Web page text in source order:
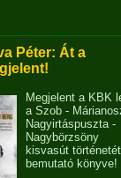
Péter: Át a
Megjelent a KBK
a Szob -
Nagyirtáspuszta -
Nagybörzsöny
kisvasút történetét
bemutató könyve!